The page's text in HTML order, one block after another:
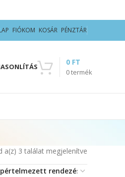
FIÓKOM KOSÁR PÉNZTÁR
0termék
0 FT
a(z) 3 találat megjelenítve